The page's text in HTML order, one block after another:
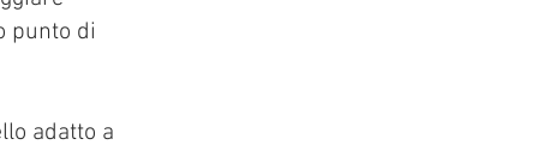
punto di
adatto a